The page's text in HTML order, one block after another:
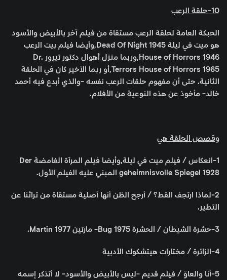
10-حلقة الرعب
الحبكة العامة لحلقة الرعب مستقاة من فيلم آخر بالأبيض والأسود
هو ميت في ليلة Dead Of Night 1945,وأيضا فيلم بيت الرعب
House of Horrors 1946,وربما منزل أهوال دكتور تيرور Dr.
Terrors House of Horrors 1965,أو ربما الأخير كان في الحلقة
الثانية. حتى أن مفهوم حلقات الرعب نفسه -والذي أبدع فيه أحمد
خالد- مأخوذ عن هذه النوعية من الأفلام.
وقصص الحلقة هي
1-انعكاس / فيلم ميت في ليلة,وأيضا فيلم المرآة الغامضة Der
geheimnisvolle Spiegel 1928 المبني عليه الفيلم الأول.
2-لماذا ارتجف القط؟ / أرجح الظن أنها أصلية مستقاة من تراثنا عن
التطير.
3-حشرة الشيطان / الحشرة Bug 1975- مارتين Martin 1977.
4-الزائرة / مختارات هيتشكوك الأدبية
5-أنا والعاوّ / فيلم قديم -ليس بالأبيض والأسود- لا أتذكر إسمه